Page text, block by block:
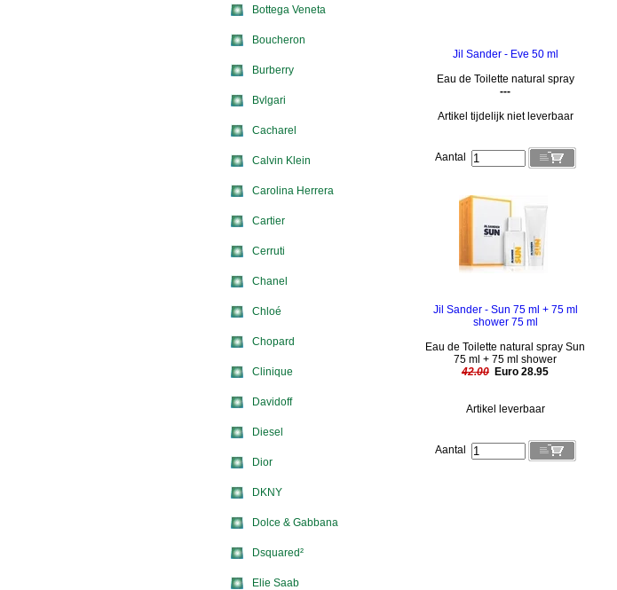
Bottega Veneta
Boucheron
Burberry
Bvlgari
Cacharel
Calvin Klein
Carolina Herrera
Cartier
Cerruti
Chanel
Chloé
Chopard
Clinique
Davidoff
Diesel
Dior
DKNY
Dolce & Gabbana
Dsquared²
Elie Saab
Jil Sander - Eve 50 ml
Eau de Toilette natural spray
---
Artikel tijdelijk niet leverbaar
Aantal
Jil Sander - Sun 75 ml + 75 ml
shower 75 ml
Eau de Toilette natural spray Sun
75 ml + 75 ml shower
42.00 Euro 28.95
Artikel leverbaar
Aantal